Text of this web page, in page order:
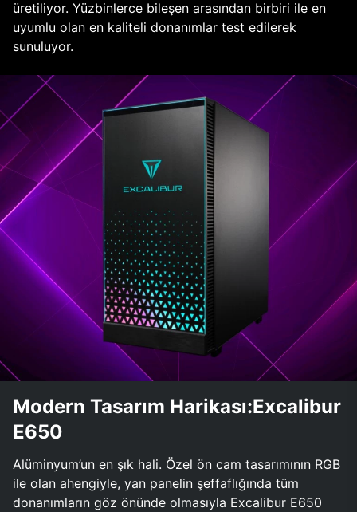
üretiliyor. Yüzbinlerce bileşen arasından birbiri ile en
uyumlu olan en kaliteli donanımlar test edilerek
sunuluyor.
Modern Tasarım Harikası:Excalibur
E650
Alüminyum’un en şık hali. Özel ön cam tasarımının RGB
ile olan ahengiyle, yan panelin şeffaflığında tüm
donanımların göz önünde olmasıyla Excalibur E650